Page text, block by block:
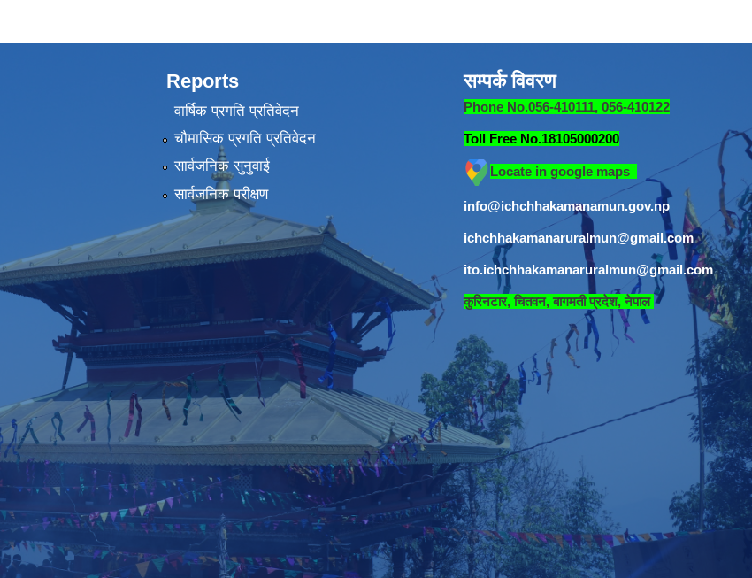
Reports
वार्षिक प्रगति प्रतिवेदन
चौमासिक प्रगति प्रतिवेदन
सार्वजनिक सुनुवाई
सार्वजनिक परीक्षण
सम्पर्क विवरण
Phone No.056-410111, 056-410122
Toll Free No.18105000200
Locate in google maps
info@ichchhakamanamun.gov.np
ichchhakamanaruralmun@gmail.com
ito.ichchhakamanaruralmun@gmail.com​
कुरिनटार, चितवन, बागमती प्रदेश, नेपाल